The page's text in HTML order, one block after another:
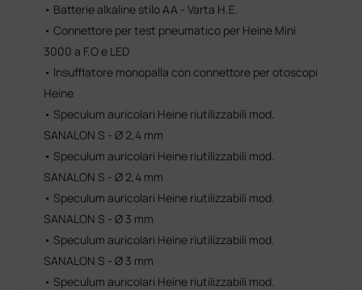
• Batterie alkaline stilo AA - Varta H.E.
• Connettore per test pneumatico per Heine Mini
3000 a F.O e LED
• Insufflatore monopalla con connettore per otoscopi
Heine
• Speculum auricolari Heine riutilizzabili mod.
SANALON S - Ø 2,4 mm
• Speculum auricolari Heine riutilizzabili mod.
SANALON S - Ø 2,4 mm
• Speculum auricolari Heine riutilizzabili mod.
SANALON S - Ø 3 mm
• Speculum auricolari Heine riutilizzabili mod.
SANALON S - Ø 3 mm
• Speculum auricolari Heine riutilizzabili mod.